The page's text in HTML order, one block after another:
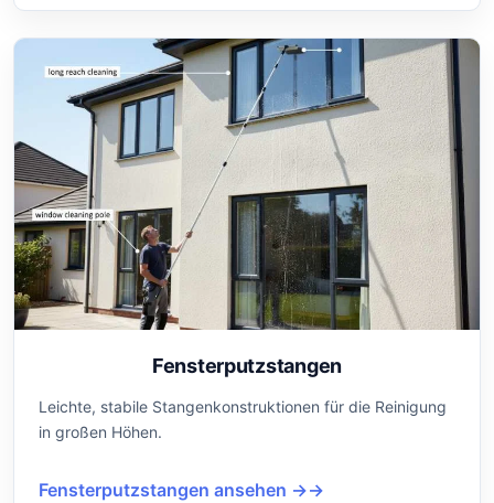
Fensterputzstangen
Leichte, stabile Stangenkonstruktionen für die Reinigung
in großen Höhen.
Fensterputzstangen ansehen →